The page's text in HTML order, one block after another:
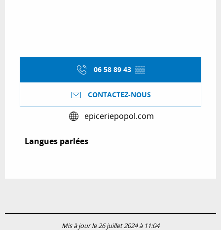
06 58 89 43 ▒▒
CONTACTEZ-NOUS
epiceriepopol.com
Langues parlées
Langues parlées
Mis à jour le 26 juillet 2024 à 11:04